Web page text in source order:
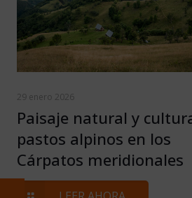
29 enero 2026
Paisaje natural y
pastos alpinos en los
Cárpatos meridionales